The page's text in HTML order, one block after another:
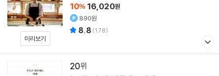
미리보기
10% 16,020원
890원
8.8 (178)
20